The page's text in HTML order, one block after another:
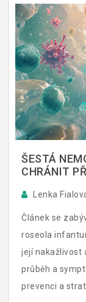
ŠESTÁ
CHRÁNIT
Lenka
Článek se
roseola
její nakažlivost
průběh a
prevenci a